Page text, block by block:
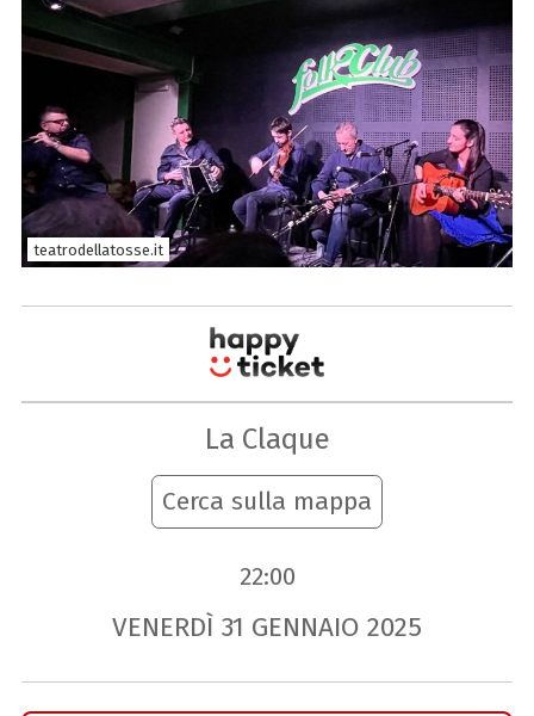
teatrodellatosse.it
La Claque
Cerca sulla mappa
22:00
VENERDÌ 31 GENNAIO 2025